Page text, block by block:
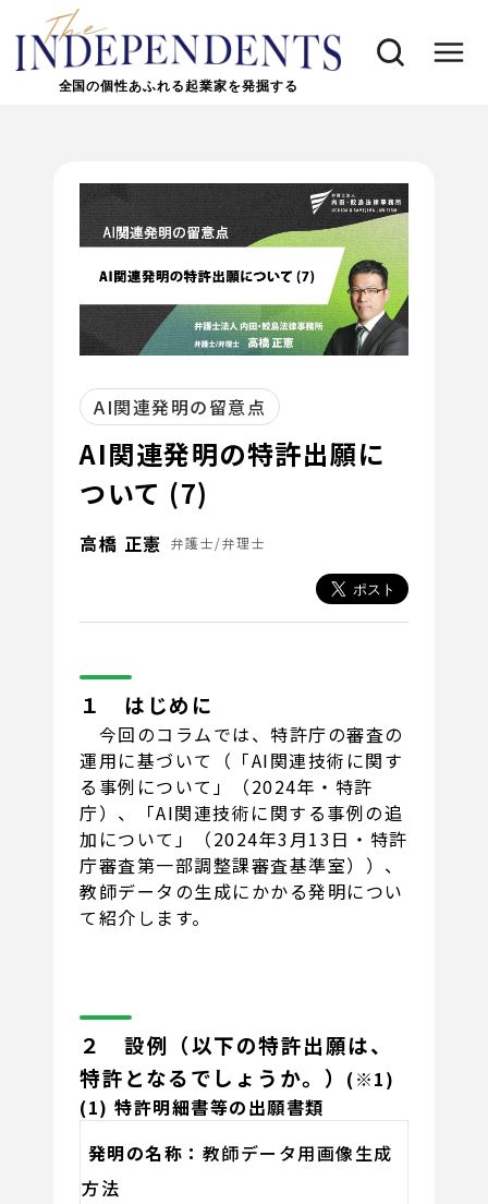
全国の個性あふれる起業家を発掘する
AI関連発明の留意点
AI関連発明の特許出願に
ついて (7)
高橋 正憲 弁護士/弁理士
１ はじめに
今回のコラムでは、特許庁の審査の
運用に基づいて（「AI関連技術に関す
る事例について」（2024年・特許
庁）、「AI関連技術に関する事例の追
加について」（2024年3月13日・特許
庁審査第一部調整課審査基準室））、
教師データの生成にかかる発明につい
て紹介します。
２ 設例（以下の特許出願は、
特許となるでしょうか。） (※1)
(1) 特許明細書等の出願書類
発明の名称： 教師データ用画像生成
方法